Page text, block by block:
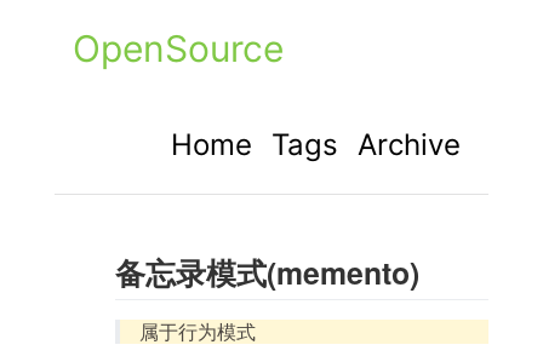
OpenSource
Home Tags Archive
备忘录模式(memento)
属于行为模式